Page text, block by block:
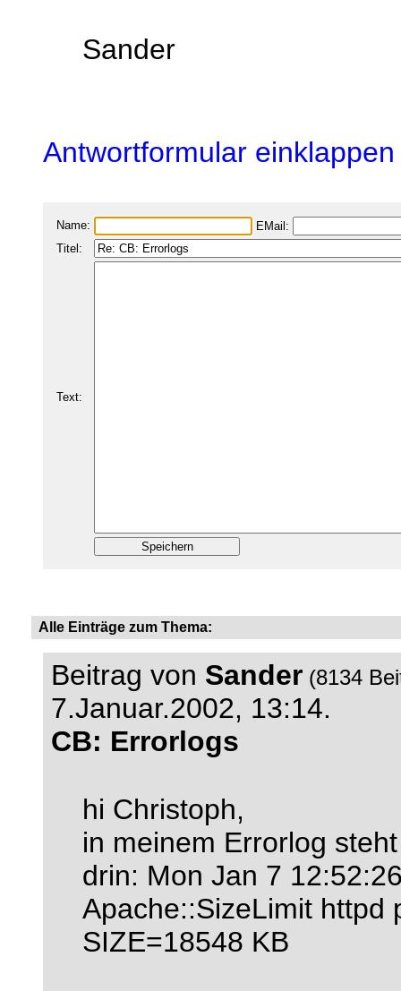
Sander
Antwortformular einklappen
Name:
EMail:
Titel:
Text:
Alle Einträge zum Thema:
Beitrag von Sander (8134
7.Januar.2002, 13:14.
CB: Errorlogs
hi Christoph,
in meinem Errorlog
drin: Mon Jan 7
Apache::SizeLimit httpd
SIZE=18548 KB